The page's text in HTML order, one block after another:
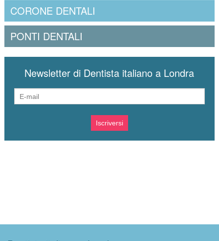
CORONE DENTALI
PONTI DENTALI
Newsletter di Dentista italiano a Londra